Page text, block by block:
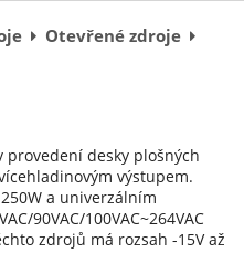
Otevřené zdroje
provedení desky plošných
výstupem.
a univerzálním
90VAC/100VAC~264VAC
zdrojů má rozsah -15V až